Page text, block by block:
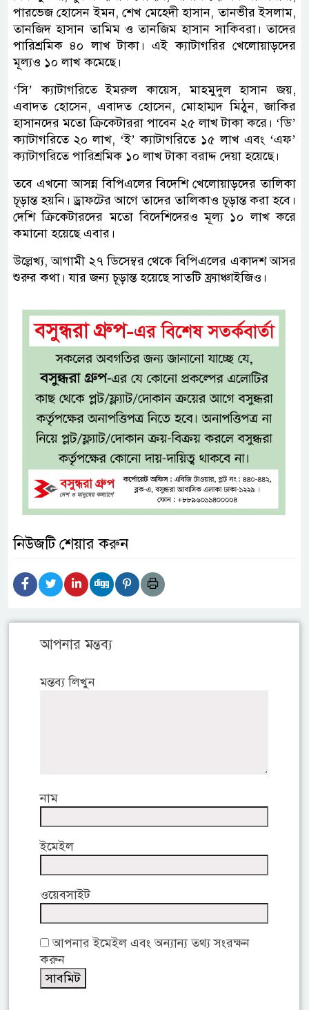
পারভেজ হোসেন ইমন, শেখ মেহেদী হাসান, তানভীর ইসলাম,
তানজিদ হাসান তামিম ও তানজিম হাসান সাকিবরা। তাদের
পারিশ্রমিক ৪০ লাখ টাকা। এই ক্যাটাগরির খেলোয়াড়দের
মূল্যও ১০ লাখ কমেছে।
‘সি’ ক্যাটাগরিতে ইমরুল কায়েস, মাহমুদুল হাসান জয়,
এবাদত হোসেন, এবাদত হোসেন, মোহাম্মদ মিঠুন, জাকির
হাসানদের মতো ক্রিকেটাররা পাবেন ২৫ লাখ টাকা করে। ‘ডি’
ক্যাটাগরিতে ২০ লাখ, ‘ই’ ক্যাটাগরিতে ১৫ লাখ এবং ‘এফ’
ক্যাটাগরিতে পারিশ্রমিক ১০ লাখ টাকা বরাদ্দ দেয়া হয়েছে।
তবে এখনো আসন্ন বিপিএলের বিদেশি খেলোয়াড়দের তালিকা
চূড়ান্ত হয়নি। ড্রাফটের আগে তাদের তালিকাও চূড়ান্ত করা হবে।
দেশি ক্রিকেটারদের মতো বিদেশিদেরও মূল্য ১০ লাখ করে
কমানো হয়েছে এবার।
উল্লেখ্য, আগামী ২৭ ডিসেম্বর থেকে বিপিএলের একাদশ আসর
শুরুর কথা। যার জন্য চূড়ান্ত হয়েছে সাতটি ফ্র্যাঞ্চাইজিও।
নিউজটি শেয়ার করুন
আপনার মন্তব্য
মন্তব্য লিখুন
নাম
ইমেইল
ওয়েবসাইট
আপনার ইমেইল এবং অন্যান্য তথ্য সংরক্ষন
করুন